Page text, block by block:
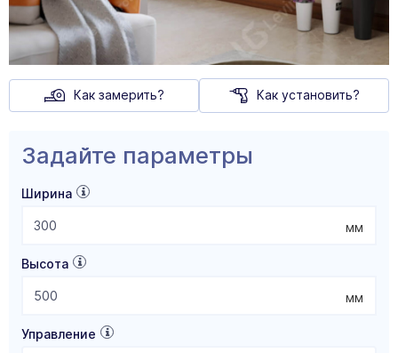
Как замерить? Как установить?
Задайте параметры
Ширина
мм
Высота
мм
Управление